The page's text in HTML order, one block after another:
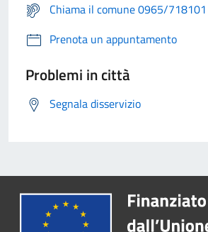
Chiama il comune 0965/718101
Prenota un appuntamento
Problemi in città
Segnala disservizio